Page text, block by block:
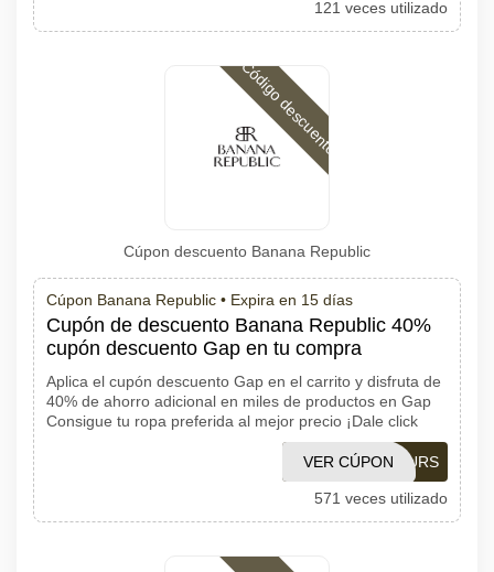
121 veces utilizado
Código descuento
Cúpon descuento Banana Republic
Cúpon Banana Republic • Expira en 15 días
Cupón de descuento Banana Republic 40%
cupón descuento Gap en tu compra
Aplica el cupón descuento Gap en el carrito y disfruta de
40% de ahorro adicional en miles de productos en Gap
Consigue tu ropa preferida al mejor precio ¡Dale click
YOURS
VER CÚPON
571 veces utilizado